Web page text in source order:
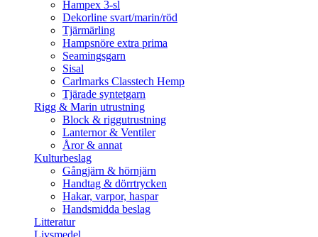
Hampex 3-sl
Dekorline svart/marin/röd
Tjärmärling
Hampsnöre extra prima
Seamingsgarn
Sisal
Carlmarks Classtech Hemp
Tjärade syntetgarn
Rigg & Marin utrustning
Block & riggutrustning
Lanternor & Ventiler
Åror & annat
Kulturbeslag
Gångjärn & hörnjärn
Handtag & dörrtrycken
Hakar, varpor, haspar
Handsmidda beslag
Litteratur
Livsmedel